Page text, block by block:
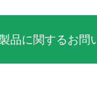
品に関するお問